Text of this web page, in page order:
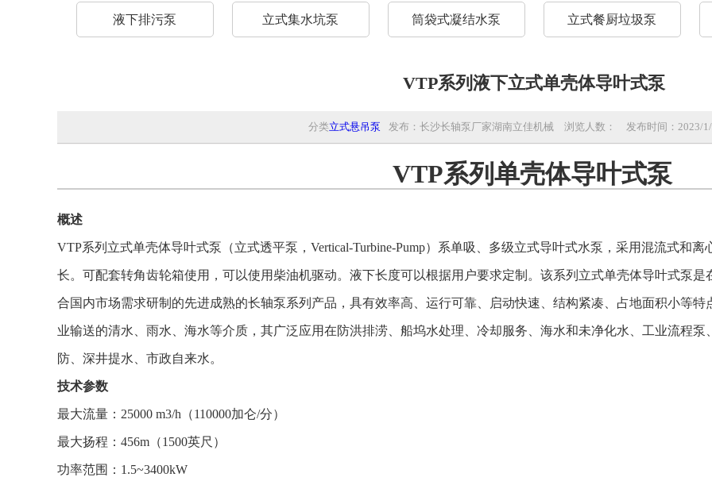
液下排污泵 立式集水坑泵 筒袋式凝结水泵 立式餐厨垃圾泵
VTP系列液下立式单壳体导叶式泵
分类立式悬吊泵 发布：长沙长轴泵厂家湖南立佳机械 浏览人数： 发布时间：2023/
VTP系列单壳体导叶式泵
概述
VTP系列立式单壳体导叶式泵 （立式透平泵，Vertical-Turbine-Pump） 系单吸、多级立式导叶式水泵，采用混流式和
长。可配套转角齿轮箱使用，可以使用柴油机驱动。液下长度可以根据用户要求定制。该系列立式单壳体导叶式泵
合国内市场需求研制的先进成熟的长轴泵系列产品，具有效率高、运行可靠、启动快速、结构紧凑、占地面积小等
业输送的清水、雨水、海水等介质， 其广泛应用在防洪排涝、船坞水处理、冷却服务、海水和未净化水、工业流程
防、深井提水、市政自来水。
技术参数
最大流量：25000 m3/h（110000加仑/分）
最大扬程：456m（1500英尺）
功率范围：1.5~3400kW